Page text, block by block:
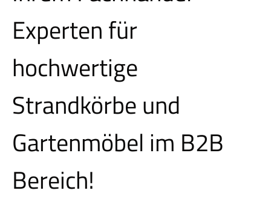
Experten für
hochwertige
Strandkörbe und
Gartenmöbel im B2B
Bereich!